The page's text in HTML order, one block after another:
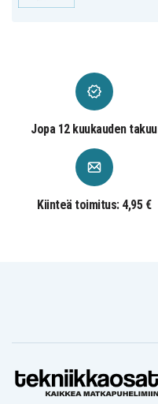
Jopa 12 kuukauden takuu
Kiinteä toimitus: 4,95 €